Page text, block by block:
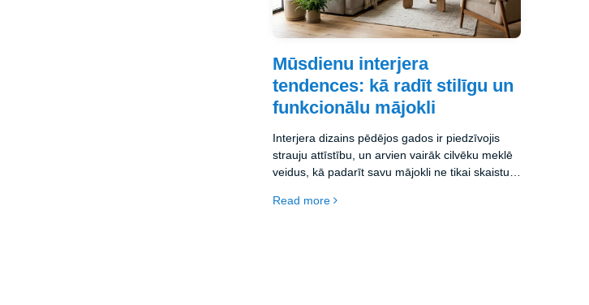
Mūsdienu interjera
tendences: kā radīt stilīgu un
funkcionālu mājokli
Interjera dizains pēdējos gados ir piedzīvojis
strauju attīstību, un arvien vairāk cilvēku meklē
veidus, kā padarīt savu mājokli ne tikai skaistu,
apvieno estētiku, praktiskumu un ilgtspējību,
Read more